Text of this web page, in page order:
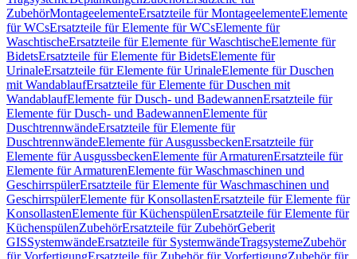
ZubehörMontageelementeErsatzteile für MontageelementeElemente
für WCsErsatzteile für Elemente für WCsElemente für
WaschtischeErsatzteile für Elemente für WaschtischeElemente für
BidetsErsatzteile für Elemente für BidetsElemente für
UrinaleErsatzteile für Elemente für UrinaleElemente für Duschen
mit WandablaufErsatzteile für Elemente für Duschen mit
WandablaufElemente für Dusch- und BadewannenErsatzteile für
Elemente für Dusch- und BadewannenElemente für
DuschtrennwändeErsatzteile für Elemente für
DuschtrennwändeElemente für AusgussbeckenErsatzteile für
Elemente für AusgussbeckenElemente für ArmaturenErsatzteile für
Elemente für ArmaturenElemente für Waschmaschinen und
GeschirrspülerErsatzteile für Elemente für Waschmaschinen und
GeschirrspülerElemente für KonsollastenErsatzteile für Elemente für
KonsollastenElemente für KüchenspülenErsatzteile für Elemente für
KüchenspülenZubehörErsatzteile für ZubehörGeberit
GISSystemwändeErsatzteile für SystemwändeTragsystemeZubehör
für VorfertigungErsatzteile für Zubehör für VorfertigungZubehör für